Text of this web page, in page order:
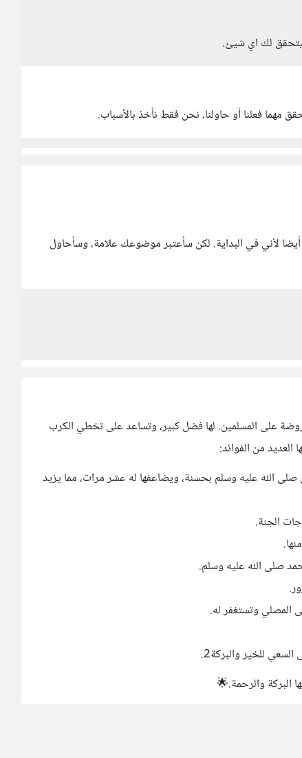
لك اي شيئ.
مهما فعلنا أو حاولنا، نحن فقط نأخذ بالأسباب.
لأني في البداية. لكن سأعتبر موضوعك علامة، وسأحاول
على المسلمين. لها فضل كبير، وتساعد على تخطي الكرب
الله عليه وسلم بحسنة، ويضاعفها له عشر مرات، مما يزيد
الجنة.
صلى الله عليه وسلم.
المصلي وتستغفر له.
للخير والبركة2.
البركة والرحمة.🌟